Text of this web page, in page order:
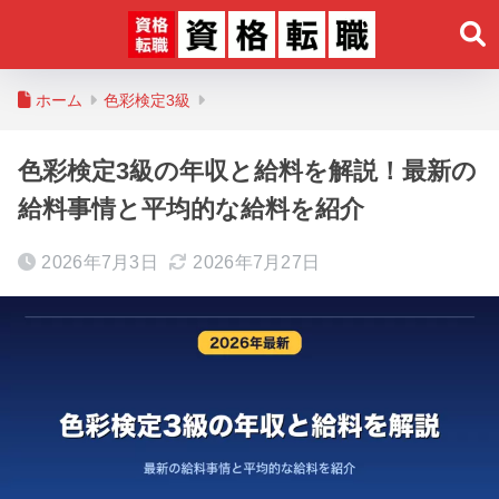
ホーム 色彩検定3級
色彩検定3級の年収と給料を解説！最新の
給料事情と平均的な給料を紹介
2026年7月3日 2026年7月27日